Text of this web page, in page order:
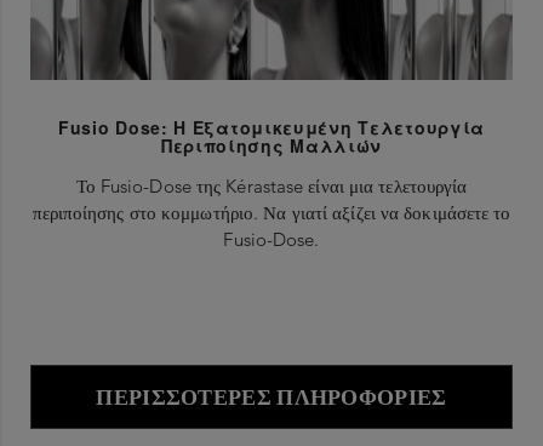
Fusio Dose: Η Εξατομικευμένη Τελετουργία
Περιποίησης Μαλλιών
Το Fusio-Dose της Kérastase είναι μια τελετουργία
περιποίησης στο κομμωτήριο. Να γιατί αξίζει να δοκιμάσετε το
Fusio-Dose.
ΠΕΡΙΣΣΌΤΕΡΕΣ ΠΛΗΡΟΦΟΡΊΕΣ